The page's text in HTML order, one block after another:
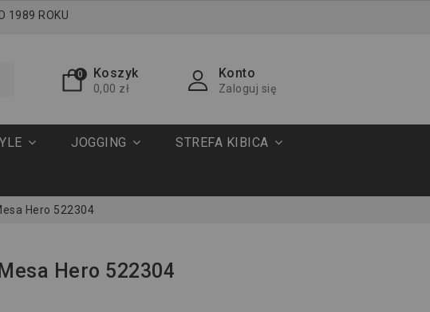
1989 ROKU
0 Koszyk
0,00 zł
Konto
Zaloguj się
JOGGING STREFA KIBICA
Hero 522304
Hero 522304